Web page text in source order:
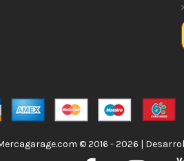
© 2016 - 2026 |